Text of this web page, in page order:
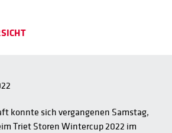
konnte sich vergangenen Samstag,
Triet Storen Wintercup 2022 im